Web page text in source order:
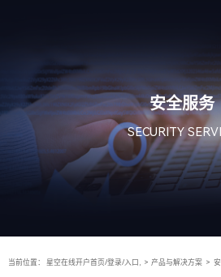
安全服务
SECURITY
当前位置： 星空在线开户首页/登录/入口, > 产品与解决方案 >